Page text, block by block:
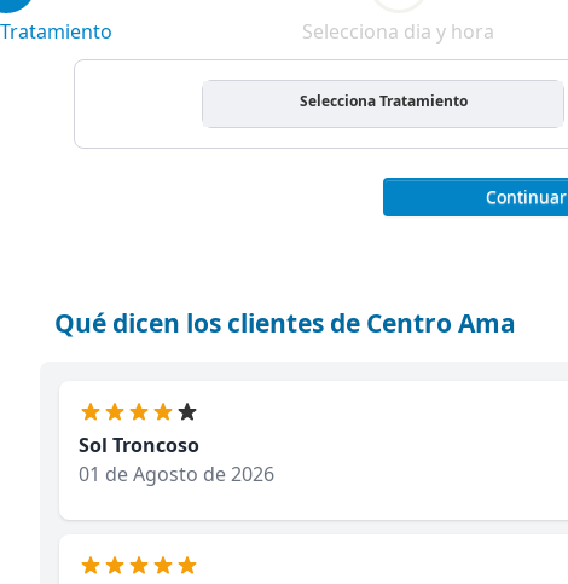
Selecciona dia y hora
Selecciona Tratamiento
Continuar
Qué dicen los clientes de Centro Ama
Sol Troncoso
01 de Agosto de 2026